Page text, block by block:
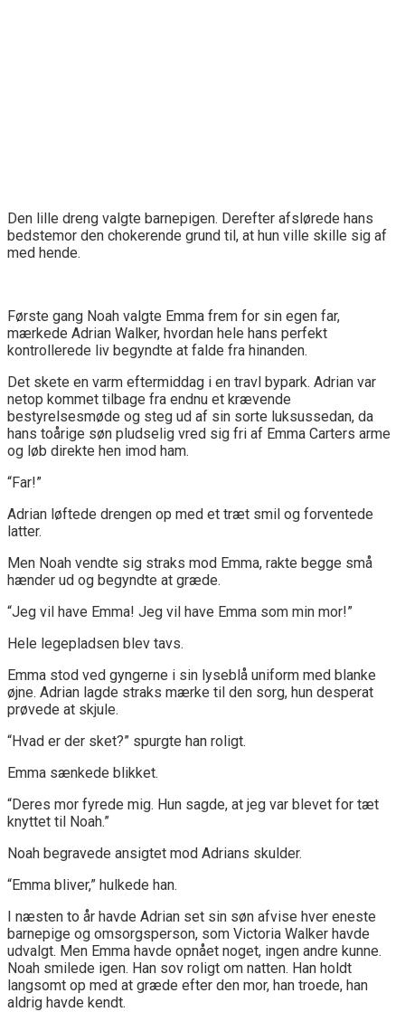
Den lille dreng valgte barnepigen. Derefter afslørede hans
bedstemor den chokerende grund til, at hun ville skille sig af
med hende.
Første gang Noah valgte Emma frem for sin egen far,
mærkede Adrian Walker, hvordan hele hans perfekt
kontrollerede liv begyndte at falde fra hinanden.
Det skete en varm eftermiddag i en travl bypark. Adrian var
netop kommet tilbage fra endnu et krævende
bestyrelsesmøde og steg ud af sin sorte luksussedan, da
hans toårige søn pludselig vred sig fri af Emma Carters arme
og løb direkte hen imod ham.
“Far!”
Adrian løftede drengen op med et træt smil og forventede
latter.
Men Noah vendte sig straks mod Emma, rakte begge små
hænder ud og begyndte at græde.
“Jeg vil have Emma! Jeg vil have Emma som min mor!”
Hele legepladsen blev tavs.
Emma stod ved gyngerne i sin lyseblå uniform med blanke
øjne. Adrian lagde straks mærke til den sorg, hun desperat
prøvede at skjule.
“Hvad er der sket?” spurgte han roligt.
Emma sænkede blikket.
“Deres mor fyrede mig. Hun sagde, at jeg var blevet for tæt
knyttet til Noah.”
Noah begravede ansigtet mod Adrians skulder.
“Emma bliver,” hulkede han.
I næsten to år havde Adrian set sin søn afvise hver eneste
barnepige og omsorgsperson, som Victoria Walker havde
udvalgt. Men Emma havde opnået noget, ingen andre kunne.
Noah smilede igen. Han sov roligt om natten. Han holdt
langsomt op med at græde efter den mor, han troede, han
aldrig havde kendt.